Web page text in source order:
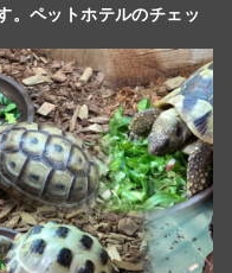
。ペットホテルのチェッ